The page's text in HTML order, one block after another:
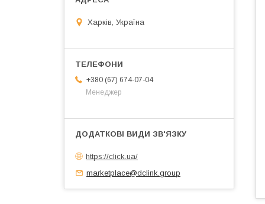
Харків, Україна
+380 (67) 674-07-04
Менеджер
https://click.ua/
marketplace@dclink.group